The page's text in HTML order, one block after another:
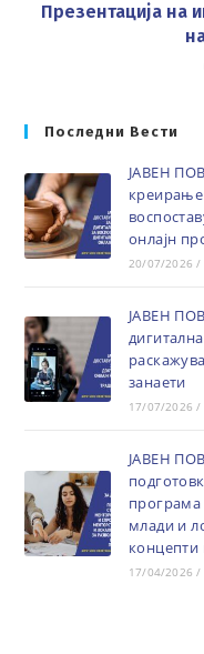
Презентација на
Последни Вести
ЈАВЕН
онлајн
20/07/2026 /
ЈАВЕН
занаети
17/07/2026 /
ЈАВЕН
програма
млади и
концепти
17/04/2026 /